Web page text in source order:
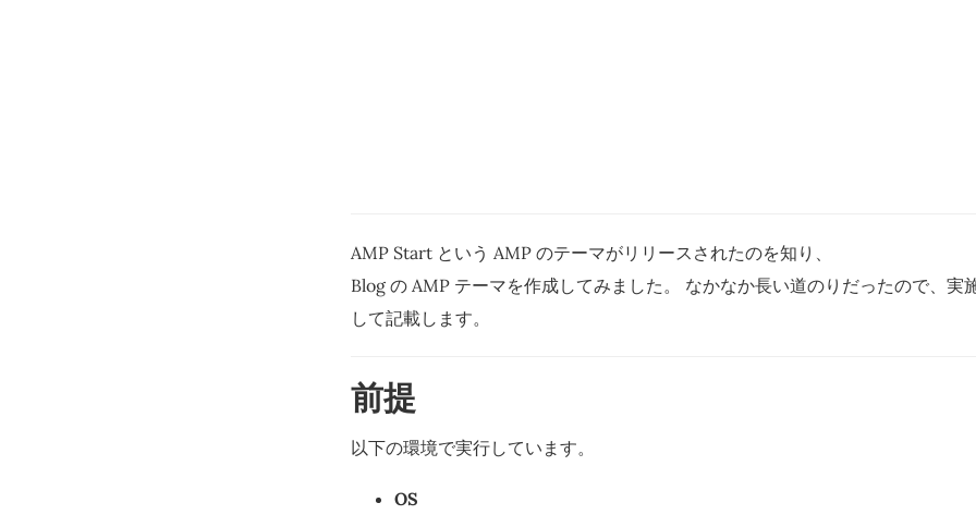
AMP Start という AMP のテーマがリリースされたのを知り、
Blog の AMP テーマを作成してみました。 なかなか長い道のりだったので、実
して記載します。
前提
以下の環境で実行しています。
OS